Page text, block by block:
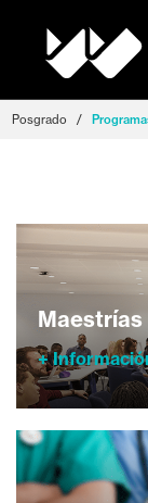
Posgrado /
Maestrías
+